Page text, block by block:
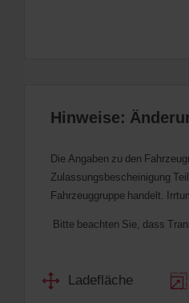
Hinweise:
Die Angaben zu den
Zulassungsbescheinigung
Fahrzeuggruppe handelt.
Bitte beachten Sie, dass
Ladefläche